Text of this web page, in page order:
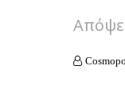
Απόψε